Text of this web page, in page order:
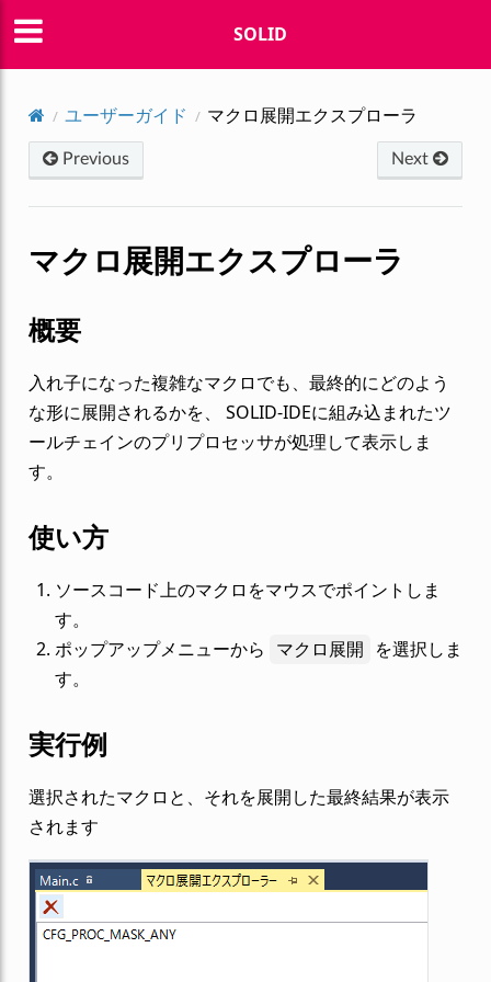
SOLID
ユーザーガイド マクロ展開エクスプローラ
Previous Next
マクロ展開エクスプローラ
概要
入れ子になった複雑なマクロでも、最終的にどのよう
な形に展開されるかを、 SOLID-IDEに組み込まれたツ
ールチェインのプリプロセッサが処理して表示しま
す。
使い方
ソースコード上のマクロをマウスでポイントしま
す。
ポップアップメニューから マクロ展開 を選択しま
す。
実行例
選択されたマクロと、それを展開した最終結果が表示
されます